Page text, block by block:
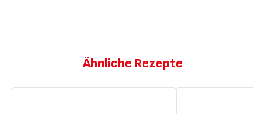
Ähnliche Rezepte